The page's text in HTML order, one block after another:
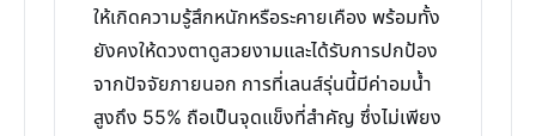
ให้เกิดความรู้สึกหนักหรือระคายเคือง พร้อมทั้ง
ยังคงให้ดวงตาดูสวยงามและได้รับการปกป้อง
จากปัจจัยภายนอก การที่เลนส์รุ่นนี้มีค่าอมน้ำ
สูงถึง 55% ถือเป็นจุดแข็งที่สำคัญ ซึ่งไม่เพียง